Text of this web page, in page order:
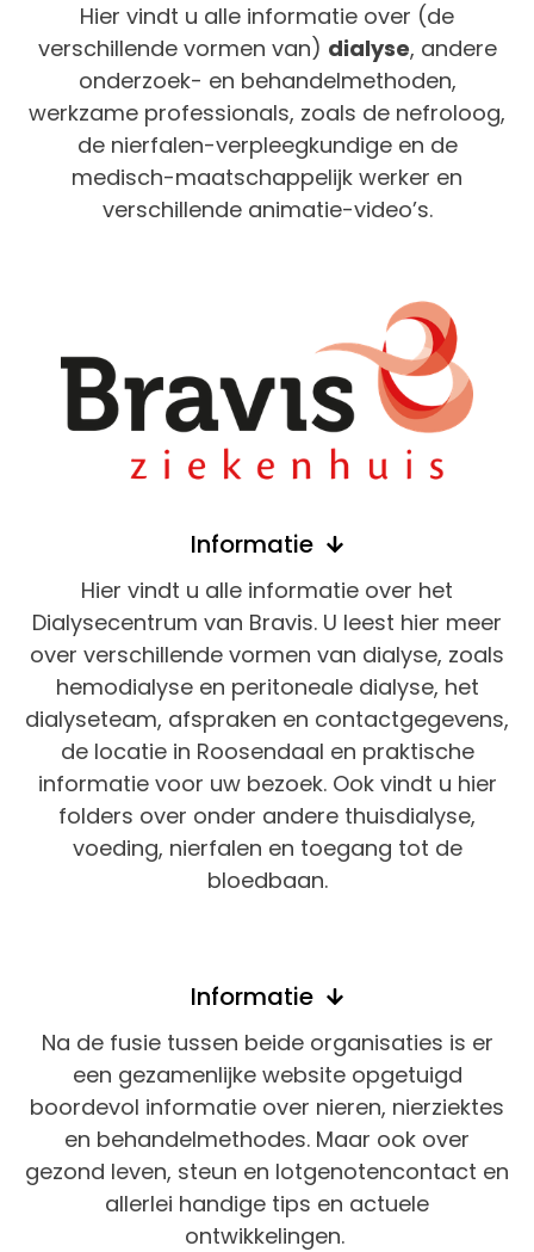
Hier vindt u alle informatie over (de
verschillende vormen van) dialyse, andere
onderzoek- en behandelmethoden,
werkzame professionals, zoals de nefroloog,
de nierfalen-verpleegkundige en de
medisch-maatschappelijk werker en
verschillende animatie-video’s.
Informatie
Hier vindt u alle informatie over het
Dialysecentrum van Bravis. U leest hier meer
over verschillende vormen van dialyse, zoals
hemodialyse en peritoneale dialyse, het
dialyseteam, afspraken en contactgegevens,
de locatie in Roosendaal en praktische
informatie voor uw bezoek. Ook vindt u hier
folders over onder andere thuisdialyse,
voeding, nierfalen en toegang tot de
bloedbaan.
Informatie
Na de fusie tussen beide organisaties is er
een gezamenlijke website opgetuigd
boordevol informatie over nieren, nierziektes
en behandelmethodes. Maar ook over
gezond leven, steun en lotgenotencontact en
allerlei handige tips en actuele
ontwikkelingen.